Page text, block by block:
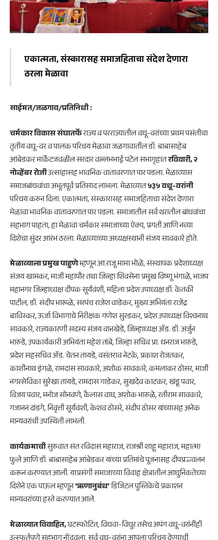
एकात्मता, संस्कारासह समाजहिताचा संदेश देणारा
ठरला मेळावा
साईमत/जळगाव/प्रतिनिधी :
चर्मकार विकास संघातर्फेराज्य व परराज्यातील वधू-वरांच्या प्रथम पसंतीचा
तृतीय वधू-वर व पालक परिचय मेळावा जळगावातील डॉ. बाबासाहेब
आंबेडकर मार्केटजवळील सरदार वल्लभभाई पटेल सभागृहातरविवारी, २
नोव्हेंबर रोजीउत्साहासह भावनिक वातावरणात पार पडला. मेळाव्यास
समाजबांधवांचा अभूतपूर्व प्रतिसाद लाभला. मेळाव्यात५३५ वधू-वरांनी
परिचय करुन दिला. एकात्मता, संस्कारासह समाजहिताचा संदेश देणारा
मेळावा भावनिक वातावरणात पार पडला. समाजातील सर्व थरातील बांधवांचा
सहभाग पाहता, हा मेळावा चर्मकार समाजाच्या ऐक्य, प्रगती आणि नव्या
दिशेचा सुंदर आरंभ ठरला. मेळाव्याच्या अध्यक्षस्थानी संजय सावकारे होते.
मेळाव्याला प्रमुख पाहुणेम्हणून आ.राजू मामा भोळे, संस्थापक प्रदेशाध्यक्ष
संजय खामकर, माजी महापौर तथा जिल्हा शिवसेना प्रमुख विष्णू भंगाळे, भाजप
महानगर जिल्हाध्यक्ष दीपक सूर्यवंशी, महिला प्रदेश उपाध्यक्ष डॉ. केतकी
पाटील, डॉ. संदीप भारूळे, सरपंच राजेश वाडेकर, मुख्य अभियंता राजेंद्र
बाविस्कर, ऊर्जा विभागाचे निरीक्षक गणेश सुरडकर, प्रदेश उपाध्यक्ष विश्वनाथ
सावकारे, राज्यकारणी सदस्य संजय वानखेडे, जिल्हाध्यक्ष ॲड. डॉ. अर्जुन
भारुडे, उपकार्यकारी अभियंता महेश तांबे, जिल्हा सचिव प्रा. धनराज भारुडे,
प्रदेश सहसचिव ॲड. चेतन तायडे, वसंतराव नेटके, प्रकाश रोजतकर,
काशीनाथ इंगळे, रामदास सावकारे, अशोक सावकारे, कमलाकर ठोसर, माजी
नगरसेविका सुरेखा तायडे, रामदास गाडेकर, सुखदेव काटकर, खंडू पवार,
विजय पवार, मनोज सोनवणे, कैलास वाघ, अशोक भारुळे, रतीराम सावकारे,
गजानन दांडगे, निवृत्ती सूर्यवंशी, केशव ठोसरे, संदीप ठोसर यांच्यासह अनेक
मान्यवरांची उपस्थिती लाभली.
कार्यक्रमाचीसुरुवात संत रविदास महाराज, राजश्री शाहू महाराज, महात्मा
फुले आणि डॉ. बाबासाहेब आंबेडकर यांच्या प्रतिमांचे पूजनासह दीपप्रज्ज्वलन
करून करण्यात आली. याप्रसंगी समाजाच्या विवाह क्षेत्रातील आधुनिकतेच्या
दिशेने एक पाऊल म्हणून‘ऋणानुबंध’डिजिटल पुस्तिकेचे प्रकाशन
मान्यवरांच्या हस्ते करण्यात आले.
मेळाव्यात विवाहित,घटस्फोटित, विधवा-विधुर तसेच अपंग वधू-वरांनीही